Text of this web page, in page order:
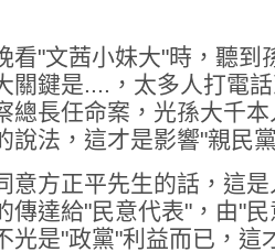
看"文茜小妹大"時，聽到
關鍵是....，太多人打電
總長任命案，光孫大千
說法，這才是影響"親民
意方正平先生的話，這
傳達給"民意代表"，由"
光是"政黨"利益而已，這